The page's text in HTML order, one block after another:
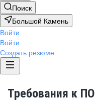
Поиск
Большой Камень
Войти
Войти
Создать резюме
Требования к ПО